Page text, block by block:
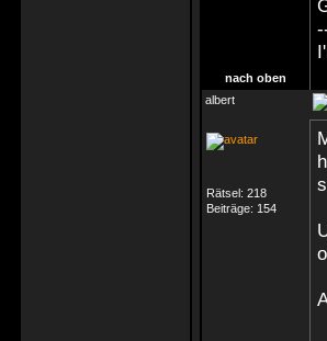
nach oben
albert
Rätsel: 218
Beiträge: 154